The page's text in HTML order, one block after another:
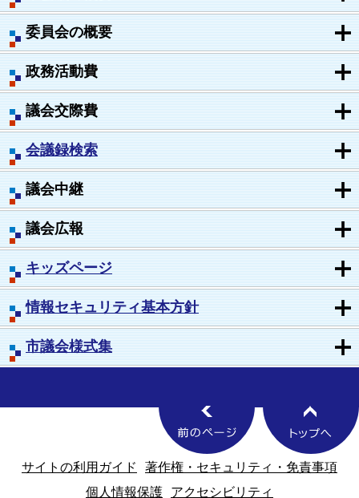
委員会の概要
政務活動費
議会交際費
会議録検索
議会中継
議会広報
キッズページ
情報セキュリティ基本方針
市議会様式集
サイトの利用ガイド
著作権・セキュリティ・免責事項
個人情報保護
アクセシビリティ